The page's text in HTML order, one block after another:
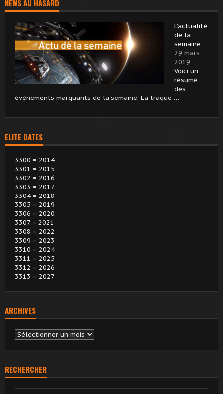
NEWS AU HASARD
L’actualité
de la
semaine
29 mars
2019
Voici un
résumé
des
événements marquants de la semaine. La traque …
ELITE DATES
3300 = 2014
3301 = 2015
3302 = 2016
3303 = 2017
3304 = 2018
3305 = 2019
3306 = 2020
3307 = 2021
3308 = 2022
3309 = 2023
3310 = 2024
3311 = 2025
3312 = 2026
3313 = 2027
ARCHIVES
Archives
RECHERCHER